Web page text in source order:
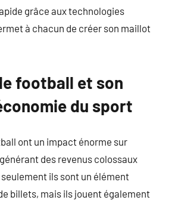
grâce aux technologies
à chacun de créer son maillot
football et son
du sport
ont un impact énorme sur
des revenus colossaux
ils sont un élément
billets, mais ils jouent également